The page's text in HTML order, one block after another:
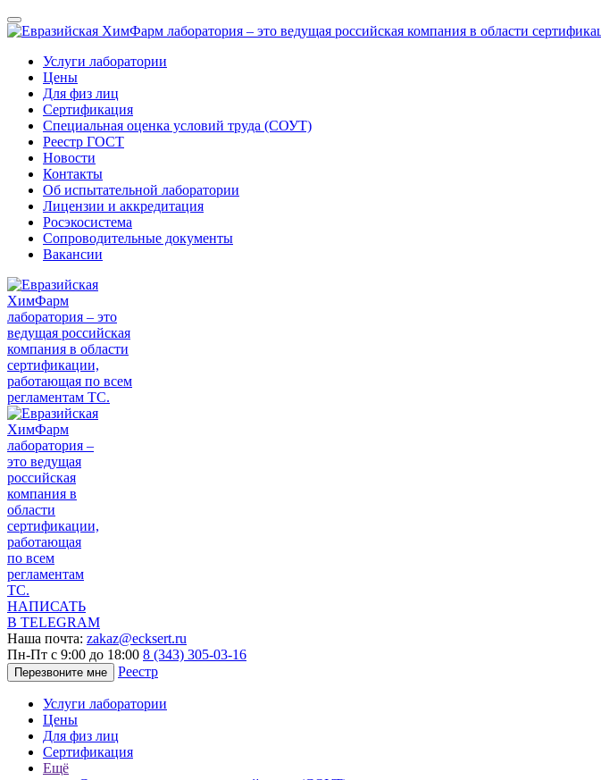
Услуги лаборатории
Цены
Для физ лиц
Сертификация
Специальная оценка условий труда (СОУТ)
Реестр ГОСТ
Новости
Контакты
Об испытательной лаборатории
Лицензии и аккредитация
Росэкосистема
Сопроводительные документы
Вакансии
НАПИСАТЬ
В TELEGRAM
Наша почта: zakaz@ecksert.ru
Пн-Пт с 9:00 до 18:00 8 (343) 305-03-16
Перезвоните мне Реестр
Услуги лаборатории
Цены
Для физ лиц
Сертификация
Ещё